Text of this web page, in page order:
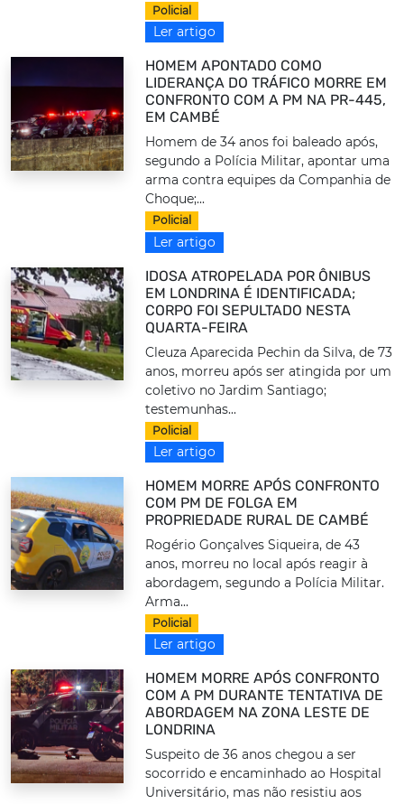
Policial
Ler artigo
HOMEM APONTADO COMO
LIDERANÇA DO TRÁFICO MORRE EM
CONFRONTO COM A PM NA PR-445,
EM CAMBÉ
Homem de 34 anos foi baleado após,
segundo a Polícia Militar, apontar uma
arma contra equipes da Companhia de
Choque;...
Policial
Ler artigo
IDOSA ATROPELADA POR ÔNIBUS
EM LONDRINA É IDENTIFICADA;
CORPO FOI SEPULTADO NESTA
QUARTA-FEIRA
Cleuza Aparecida Pechin da Silva, de 73
anos, morreu após ser atingida por um
coletivo no Jardim Santiago;
testemunhas...
Policial
Ler artigo
HOMEM MORRE APÓS CONFRONTO
COM PM DE FOLGA EM
PROPRIEDADE RURAL DE CAMBÉ
Rogério Gonçalves Siqueira, de 43
anos, morreu no local após reagir à
abordagem, segundo a Polícia Militar.
Arma...
Policial
Ler artigo
HOMEM MORRE APÓS CONFRONTO
COM A PM DURANTE TENTATIVA DE
ABORDAGEM NA ZONA LESTE DE
LONDRINA
Suspeito de 36 anos chegou a ser
socorrido e encaminhado ao Hospital
Universitário, mas não resistiu aos